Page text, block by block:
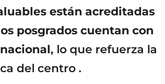
están acreditadas
posgrados cuentan con
, lo que refuerza la
del centro .